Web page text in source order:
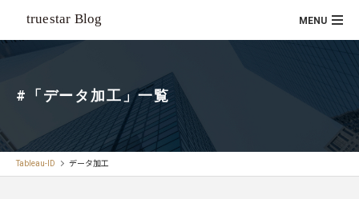
#「データ加工」一覧
Tableau-ID データ加工